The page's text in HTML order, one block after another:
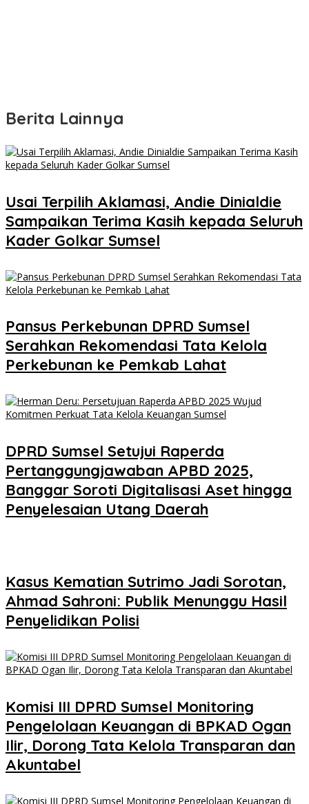
Berita Lainnya
Usai Terpilih Aklamasi, Andie Dinialdie
Sampaikan Terima Kasih kepada Seluruh
Kader Golkar Sumsel
Pansus Perkebunan DPRD Sumsel
Serahkan Rekomendasi Tata Kelola
Perkebunan ke Pemkab Lahat
DPRD Sumsel Setujui Raperda
Pertanggungjawaban APBD 2025,
Banggar Soroti Digitalisasi Aset hingga
Penyelesaian Utang Daerah
Kasus Kematian Sutrimo Jadi Sorotan,
Ahmad Sahroni: Publik Menunggu Hasil
Penyelidikan Polisi
Komisi III DPRD Sumsel Monitoring
Pengelolaan Keuangan di BPKAD Ogan
Ilir, Dorong Tata Kelola Transparan dan
Akuntabel